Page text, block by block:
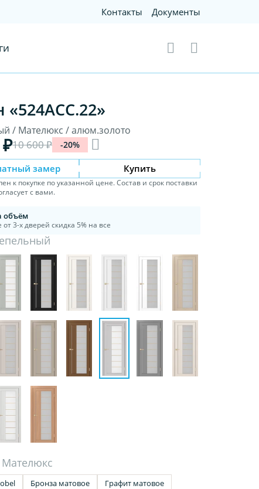
Контакты Документы
«524АСС.22»
/ Мателюкс / алюм.золото
10 600 ₽ -20%
замер Купить
к покупке по указанной цене. Состав и срок поставки
с вами.
объём
от 3-х дверей скидка 5% на все
Мателюкс
Бронза матовое
Графит матовое